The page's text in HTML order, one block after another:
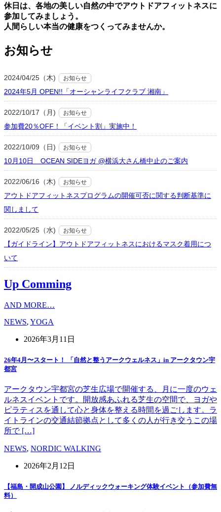
休⽇は、各地の美しい⾃然の中でアウトドアフィットネスに
参加してみましょう。
⼈間らしい本当の健康をつくってみませんか。
お知らせ
2024/04/25（木) お知らせ
2024年5月 OPEN!!「オーシャンライフクラブ 湘南」
2022/10/17（月) お知らせ
参加費20％OFF！「イベント割」実施中！
2022/10/09（日) お知らせ
10月10日 OCEAN SIDEヨガ @横浜大さん橋中止のご案内
2022/06/16（木) お知らせ
アウトドアフィットネスプログラムの開催可否に関する判断基準に
関しまして
2022/05/25（水) お知らせ
【ガイドライン】アウトドアフィットネスにおけるマスク着用につ
いて
Up Comming
AND MORE…
NEWS, YOGA
2026年3月11日
26年4月〜スタート！ 「自然と整うアークウェルネス」in アークタウン宇
都宮
アークタウン宇都宮の芝生広場で開催する、月に一度のウェ
ルネスイベントです。開放感あふれる芝生の空間で、ヨガや
ピラティスを通して心と身体を整える時間を過ごします。ラ
イトラインの交通結節拠点として多くの人が行き交うこの場
所で […]
NEWS, NORDIC WALKING
2026年2月12日
【福島・開成山公園】 ノルディックウォーキング体験イベント（参加費無
料）